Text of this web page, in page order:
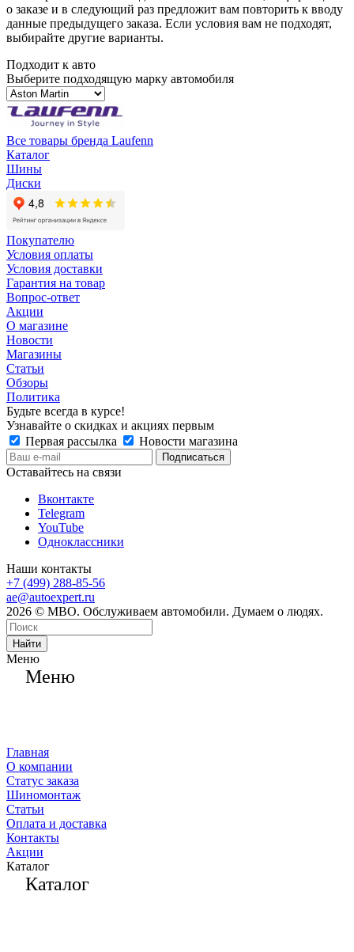
о заказе и в следующий раз предложит вам повторить к вводу
данные предыдущего заказа. Если условия вам не подходят,
выбирайте другие варианты.
Подходит к авто
Выберите подходящую марку автомобиля
Все товары бренда Laufenn
Каталог
Шины
Диски
Покупателю
Условия оплаты
Условия доставки
Гарантия на товар
Вопрос-ответ
Акции
О магазине
Новости
Магазины
Статьи
Обзоры
Политика
Будьте всегда в курсе!
Узнавайте о скидках и акциях первым
Первая рассылка
Новости магазина
Оставайтесь на связи
Вконтакте
Telegram
YouTube
Одноклассники
Наши контакты
+7 (499) 288-85-56
ae@autoexpert.ru
2026 © МВО. Обслуживаем автомобили. Думаем о людях.
Найти
Меню
Меню
Главная
О компании
Статус заказа
Шиномонтаж
Статьи
Оплата и доставка
Контакты
Акции
Каталог
Каталог